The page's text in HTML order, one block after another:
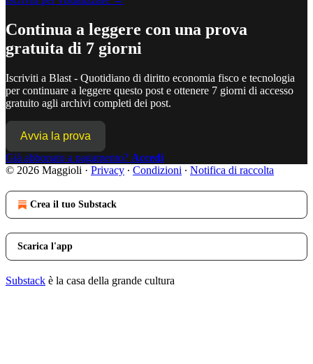
Continua a leggere con una prova
gratuita di 7 giorni
Iscriviti a Blast - Quotidiano di diritto economia fisco e tecnologia
per continuare a leggere questo post e ottenere 7 giorni di accesso
gratuito agli archivi completi dei post.
Avvia la prova
Già abbonato a pagamento? Accedi
© 2026 Maggioli · Privacy ∙ Condizioni ∙ Notifica di raccolta
Crea il tuo Substack
Scarica l'app
Substack è la casa della grande cultura